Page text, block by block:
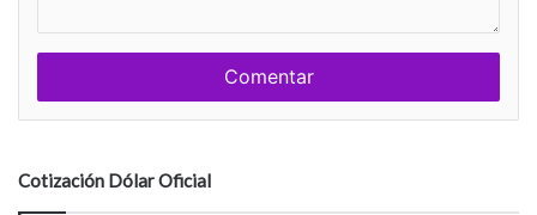
e
n
a
Cotización Dólar Oficial